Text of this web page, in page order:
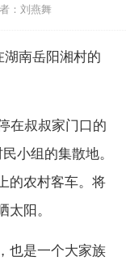
：刘燕舞
南岳阳湘村的
叔叔家门口的
小组的集散地。
的农村客车。将
阳。
是一个大家族